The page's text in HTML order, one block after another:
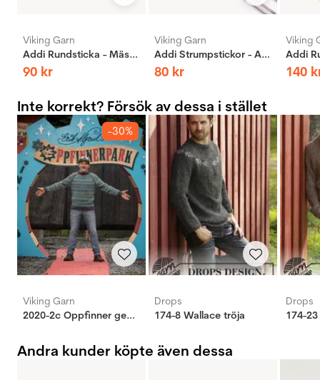
Viking Garn
Addi Rundsticka - Mässing
90 kr
Viking Garn
Addi Strumpstickor - Aluminium
80 kr
Viking
140
Inte korrekt? Försök av dessa i stället
-30%
Viking Garn
2020-2c Oppfinner genser
Drops
174-8 Wallace tröja
Drops
174-
Andra kunder köpte även dessa